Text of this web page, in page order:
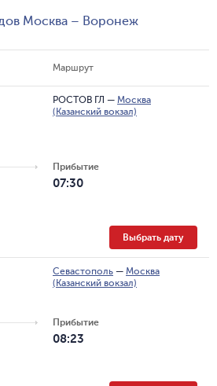
Москва – Воронеж
Маршрут
РОСТОВ ГЛ — Москва
(Казанский вокзал)
Прибытие
07:30
Выбрать дату
Севастополь — Москва
(Казанский вокзал)
Прибытие
08:23